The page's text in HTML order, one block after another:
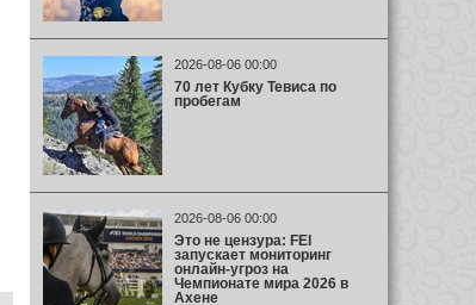
2026-08-06 00:00
70 лет Кубку Тевиса по
пробегам
2026-08-06 00:00
Это не цензура: FEI
запускает мониторинг
онлайн-угроз на
Чемпионате мира 2026 в
Ахене